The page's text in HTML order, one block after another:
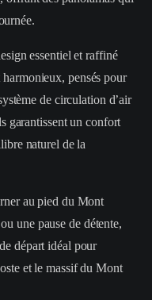
essentiel et raffiné
pensés pour
de circulation d’air
garantissent un confort
naturel de la
au pied du Mont
une pause de détente,
départ idéal pour
et le massif du Mont